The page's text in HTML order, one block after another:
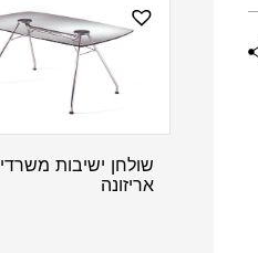
שולחן ישיבות משרדי
אריזונה